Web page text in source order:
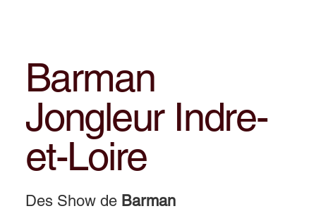
Barman
Jongleur Indre-
et-Loire
Des Show de Barman